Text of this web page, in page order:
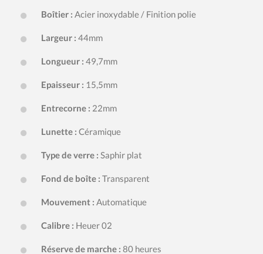
Boîtier : Acier inoxydable / Finition polie
Largeur : 44mm
Longueur : 49,7mm
Epaisseur : 15,5mm
Entrecorne : 22mm
Lunette : Céramique
Type de verre : Saphir plat
Fond de boîte : Transparent
Mouvement : Automatique
Calibre : Heuer 02
Réserve de marche : 80 heures